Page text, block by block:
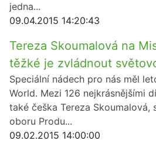
jedna...
09.04.2015 14:20:43
Tereza Skoumalová na
těžké je zvládnout
Speciální nádech pro nás měl
World. Mezi 126 nejkrásnějšími
také češka Tereza Skoumalová,
oboru Produ...
09.02.2015 14:00:00